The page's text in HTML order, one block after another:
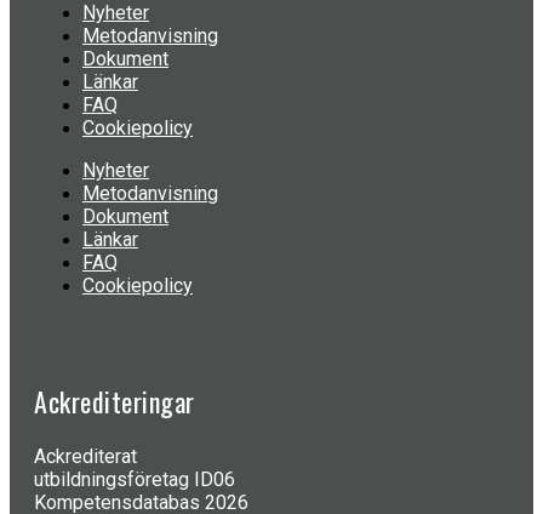
Nyheter
Metodanvisning
Dokument
Länkar
FAQ
Cookiepolicy
Nyheter
Metodanvisning
Dokument
Länkar
FAQ
Cookiepolicy
Ackrediteringar
Ackrediterat
utbildningsföretag ID06
Kompetensdatabas 2026